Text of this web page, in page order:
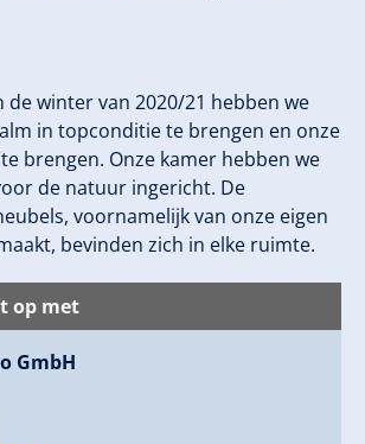
de winter van 2020/21 hebben we
in topconditie te brengen en onze
brengen. Onze kamer hebben we
de natuur ingericht. De
voornamelijk van onze eigen
bevinden zich in elke ruimte.
op met
GmbH